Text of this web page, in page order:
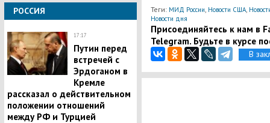
РОССИЯ
17:17
Путин перед
встречей с
Эрдоганом в
Кремле
рассказал о действительном
положении отношений
между РФ и Турцией
Теги: МИД России, Новости США,
Новости дня
Присоединяйтесь к нам в
Telegram. Будьте в курсе
В